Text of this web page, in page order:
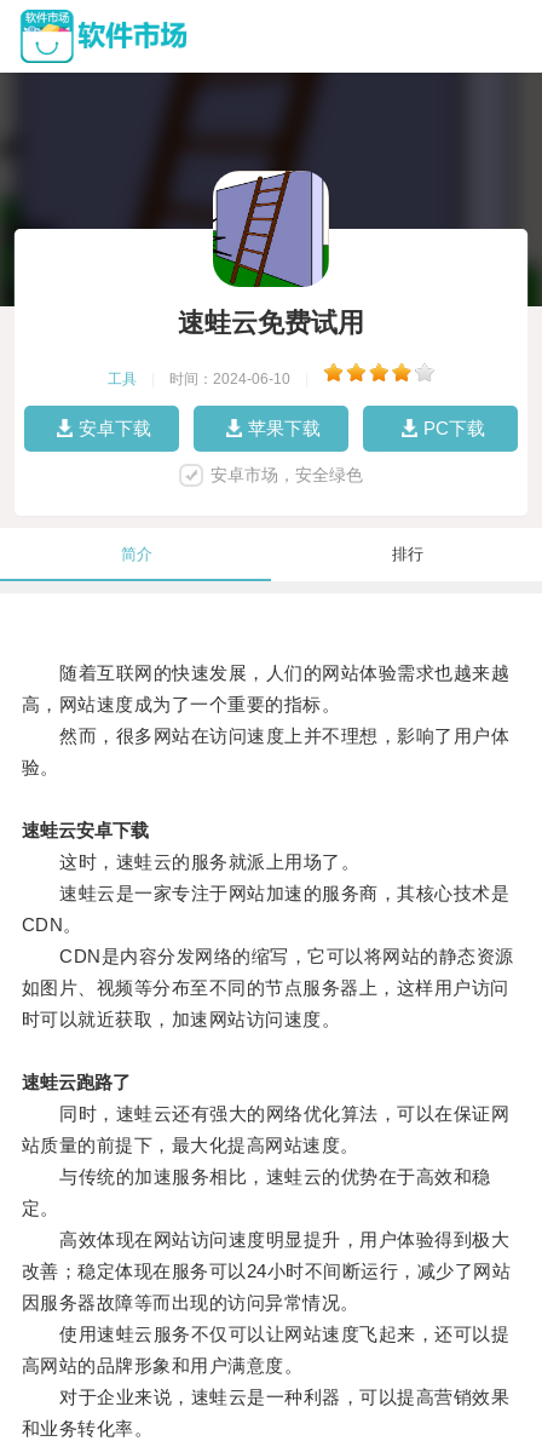
速蛙云免费试用
工具 时间：2024-06-10
安卓下载 苹果下载 PC下载
安卓市场，安全绿色
简介 排行
随着互联网的快速发展，人们的网站体验需求也越来越
高，网站速度成为了一个重要的指标。
然而，很多网站在访问速度上并不理想，影响了用户体
验。
速蛙云安卓下载
这时，速蛙云的服务就派上用场了。
速蛙云是一家专注于网站加速的服务商，其核心技术是
CDN。
CDN是内容分发网络的缩写，它可以将网站的静态资源
如图片、视频等分布至不同的节点服务器上，这样用户访问
时可以就近获取，加速网站访问速度。
速蛙云跑路了
同时，速蛙云还有强大的网络优化算法，可以在保证网
站质量的前提下，最大化提高网站速度。
与传统的加速服务相比，速蛙云的优势在于高效和稳
定。
高效体现在网站访问速度明显提升，用户体验得到极大
改善；稳定体现在服务可以24小时不间断运行，减少了网站
因服务器故障等而出现的访问异常情况。
使用速蛙云服务不仅可以让网站速度飞起来，还可以提
高网站的品牌形象和用户满意度。
对于企业来说，速蛙云是一种利器，可以提高营销效果
和业务转化率。